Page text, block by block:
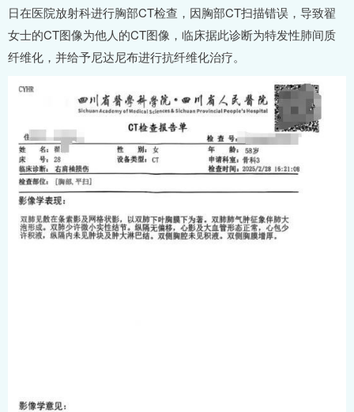
日在医院放射科进行胸部CT检查，因胸部CT扫描错误，导致翟
女士的CT图像为他人的CT图像，临床据此诊断为特发性肺间质
纤维化，并给予尼达尼布进行抗纤维化治疗。